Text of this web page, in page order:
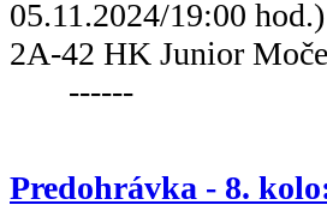
05.11.2024/19:00
2A-42 HK
------
Predohrávka - 8.